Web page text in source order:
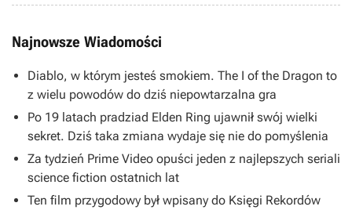
Najnowsze Wiadomości
Diablo, w którym jesteś smokiem. The I of the Dragon to
z wielu powodów do dziś niepowtarzalna gra
Po 19 latach pradziad Elden Ring ujawnił swój wielki
sekret. Dziś taka zmiana wydaje się nie do pomyślenia
Za tydzień Prime Video opuści jeden z najlepszych seriali
science fiction ostatnich lat
Ten film przygodowy był wpisany do Księgi Rekordów